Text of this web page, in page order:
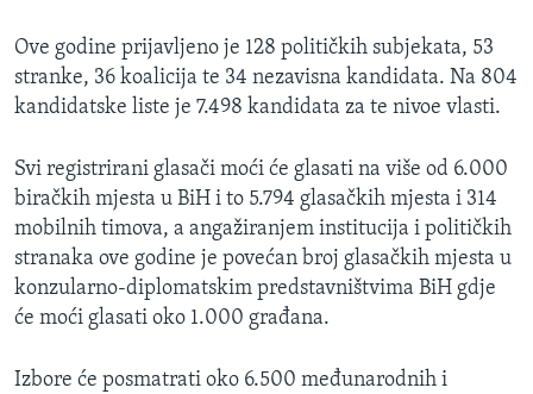
Ove godine prijavljeno je 128 političkih subjekata, 53
stranke, 36 koalicija te 34 nezavisna kandidata. Na 804
kandidatske liste je 7.498 kandidata za te nivoe vlasti.
Svi registrirani glasači moći će glasati na više od 6.000
biračkih mjesta u BiH i to 5.794 glasačkih mjesta i 314
mobilnih timova, a angažiranjem institucija i političkih
stranaka ove godine je povećan broj glasačkih mjesta u
konzularno-diplomatskim predstavništvima BiH gdje
će moći glasati oko 1.000 građana.
Izbore će posmatrati oko 6.500 međunarodnih i